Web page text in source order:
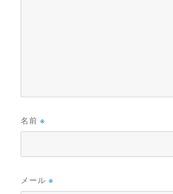
名前※
メール※